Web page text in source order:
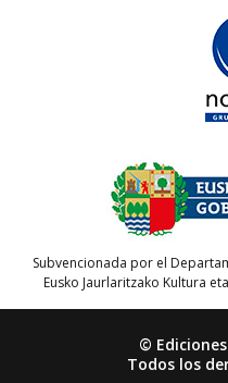
Subvencionada por el
Eusko Jaurlaritzako Kultura
©
Todos los